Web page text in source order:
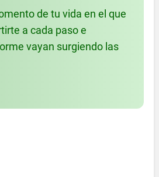
de tu vida en el que
a cada paso e
vayan surgiendo las